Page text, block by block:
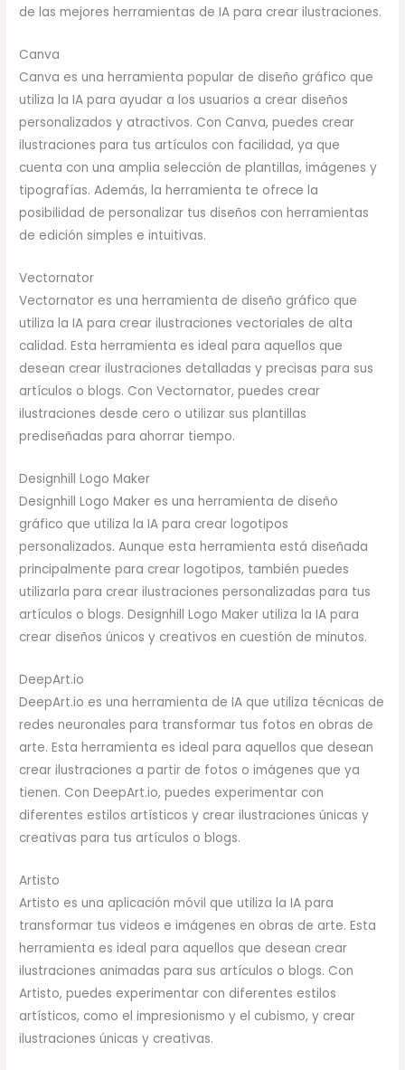
de las mejores herramientas de IA para crear ilustraciones.
Canva
Canva es una herramienta popular de diseño gráfico que
utiliza la IA para ayudar a los usuarios a crear diseños
personalizados y atractivos. Con Canva, puedes crear
ilustraciones para tus artículos con facilidad, ya que
cuenta con una amplia selección de plantillas, imágenes y
tipografías. Además, la herramienta te ofrece la
posibilidad de personalizar tus diseños con herramientas
de edición simples e intuitivas.
Vectornator
Vectornator es una herramienta de diseño gráfico que
utiliza la IA para crear ilustraciones vectoriales de alta
calidad. Esta herramienta es ideal para aquellos que
desean crear ilustraciones detalladas y precisas para sus
artículos o blogs. Con Vectornator, puedes crear
ilustraciones desde cero o utilizar sus plantillas
prediseñadas para ahorrar tiempo.
Designhill Logo Maker
Designhill Logo Maker es una herramienta de diseño
gráfico que utiliza la IA para crear logotipos
personalizados. Aunque esta herramienta está diseñada
principalmente para crear logotipos, también puedes
utilizarla para crear ilustraciones personalizadas para tus
artículos o blogs. Designhill Logo Maker utiliza la IA para
crear diseños únicos y creativos en cuestión de minutos.
DeepArt.io
DeepArt.io es una herramienta de IA que utiliza técnicas de
redes neuronales para transformar tus fotos en obras de
arte. Esta herramienta es ideal para aquellos que desean
crear ilustraciones a partir de fotos o imágenes que ya
tienen. Con DeepArt.io, puedes experimentar con
diferentes estilos artísticos y crear ilustraciones únicas y
creativas para tus artículos o blogs.
Artisto
Artisto es una aplicación móvil que utiliza la IA para
transformar tus videos e imágenes en obras de arte. Esta
herramienta es ideal para aquellos que desean crear
ilustraciones animadas para sus artículos o blogs. Con
Artisto, puedes experimentar con diferentes estilos
artísticos, como el impresionismo y el cubismo, y crear
ilustraciones únicas y creativas.